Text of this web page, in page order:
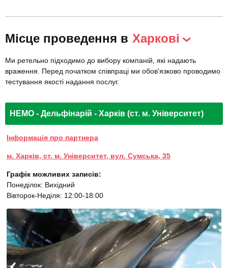
Місце проведення в Харкові
Ми ретельно підходимо до вибору компаній, які надають
враження. Перед початком співпраці ми обов'язково проводимо
тестування якості надання послуг.
НЕМО - Дельфінарій - Харків (ст. м. Університет)
Інформація про партнера
м. Харків, ст. м. Університет, вул. Сумська, 35
Графік можливих записів:
Понеділок: Вихідний
Вівторок-Неділя: 12:00-18:00